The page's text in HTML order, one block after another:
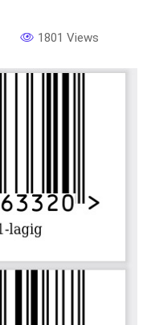
1801 Views